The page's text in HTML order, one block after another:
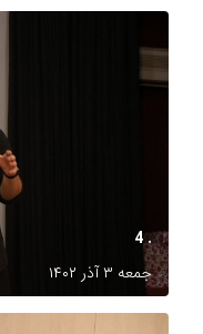
. 4
جمعه ۳ آذر ۱۴۰۲